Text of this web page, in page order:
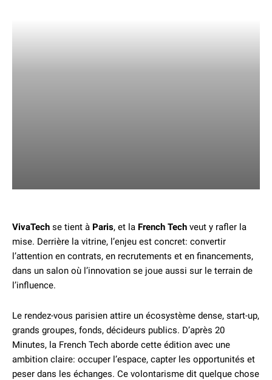
VivaTech se tient à Paris, et la French Tech veut y rafler la
mise. Derrière la vitrine, l’enjeu est concret: convertir
l’attention en contrats, en recrutements et en financements,
dans un salon où l’innovation se joue aussi sur le terrain de
l’influence.
Le rendez-vous parisien attire un écosystème dense, start-up,
grands groupes, fonds, décideurs publics. D’après 20
Minutes, la French Tech aborde cette édition avec une
ambition claire: occuper l’espace, capter les opportunités et
peser dans les échanges. Ce volontarisme dit quelque chose